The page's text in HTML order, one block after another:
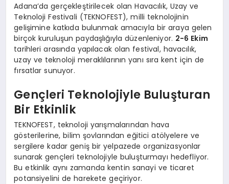
Adana’da gerçekleştirilecek olan Havacılık, Uzay ve
Teknoloji Festivali (TEKNOFEST), milli teknolojinin
gelişimine katkıda bulunmak amacıyla bir araya gelen
birçok kuruluşun paydaşlığıyla düzenleniyor. 2-6 Ekim
tarihleri arasında yapılacak olan festival, havacılık,
uzay ve teknoloji meraklılarının yanı sıra kent için de
fırsatlar sunuyor.
Gençleri Teknolojiyle Buluşturan
Bir Etkinlik
TEKNOFEST, teknoloji yarışmalarından hava
gösterilerine, bilim şovlarından eğitici atölyelere ve
sergilere kadar geniş bir yelpazede organizasyonlar
sunarak gençleri teknolojiyle buluşturmayı hedefliyor.
Bu etkinlik aynı zamanda kentin sanayi ve ticaret
potansiyelini de harekete geçiriyor.